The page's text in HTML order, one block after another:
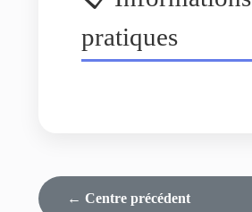
pratiques
← Centre précédent